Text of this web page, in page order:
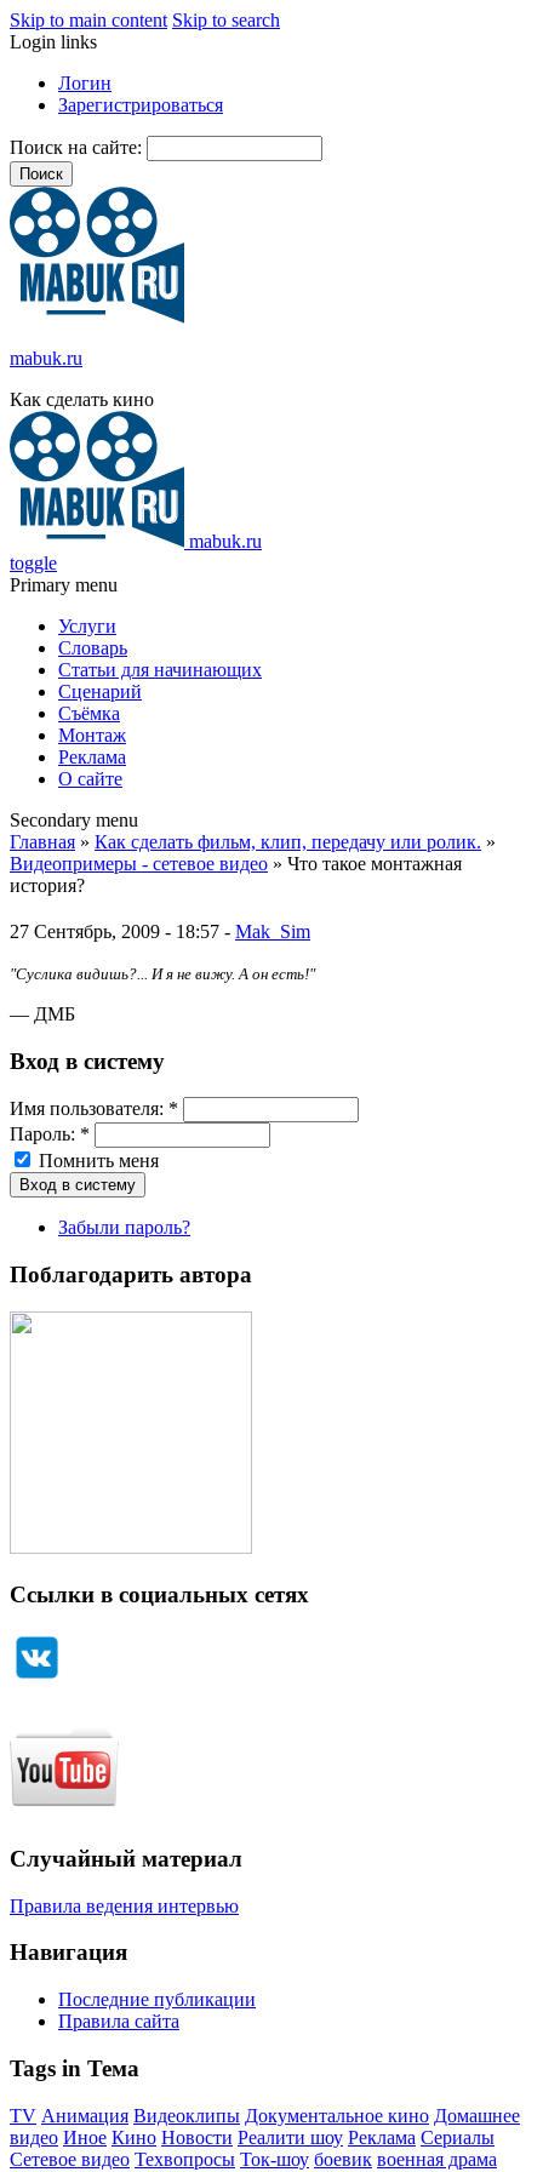
Skip to main content Skip to search
Login links
Логин
Зарегистрироваться
Поиск на сайте:
mabuk.ru
Как сделать кино
mabuk.ru
toggle
Primary menu
Услуги
Словарь
Статьи для начинающих
Сценарий
Съёмка
Монтаж
Реклама
О сайте
Secondary menu
Главная » Как сделать фильм, клип, передачу или ролик. »
Видеопримеры - сетевое видео » Что такое монтажная
история?
27 Сентябрь, 2009 - 18:57 - Mak_Sim
"Суслика видишь?... И я не вижу. А он есть!"
— ДМБ
Вход в систему
Имя пoльзовaтeля: *
Пароль: *
Помнить меня
Забыли пароль?
Поблагодарить автора
Ссылки в социальных сетях
Случайный материал
Правила ведения интервью
Навигация
Последние публикации
Правила сайта
Tags in Тема
TV Анимация Видеоклипы Документальное кино Домашнее
видео Иное Кино Новости Реалити шоу Реклама Сериалы
Сетевое видео Техвопросы Ток-шоу боевик военная драма